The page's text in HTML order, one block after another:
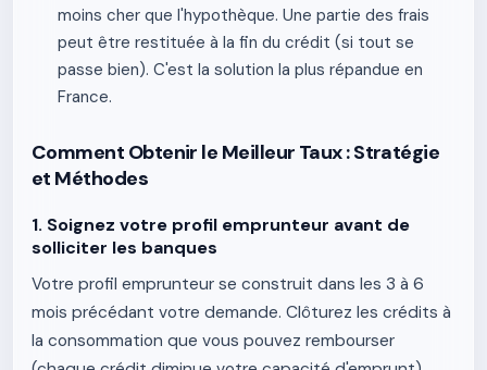
moins cher que l'hypothèque. Une partie des frais
peut être restituée à la fin du crédit (si tout se
passe bien). C'est la solution la plus répandue en
France.
Comment Obtenir le Meilleur Taux : Stratégie
et Méthodes
1. Soignez votre profil emprunteur avant de
solliciter les banques
Votre profil emprunteur se construit dans les 3 à 6
mois précédant votre demande. Clôturez les crédits à
la consommation que vous pouvez rembourser